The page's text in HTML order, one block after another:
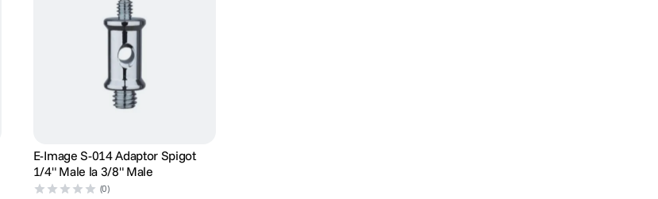
E-Image S-014 Adaptor Spigot
1/4" Male la 3/8" Male
(0)